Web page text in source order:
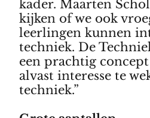
kader. Maarten
kijken of we ook
leerlingen kunnen
techniek. De
een prachtig
alvast interesse te
techniek.”